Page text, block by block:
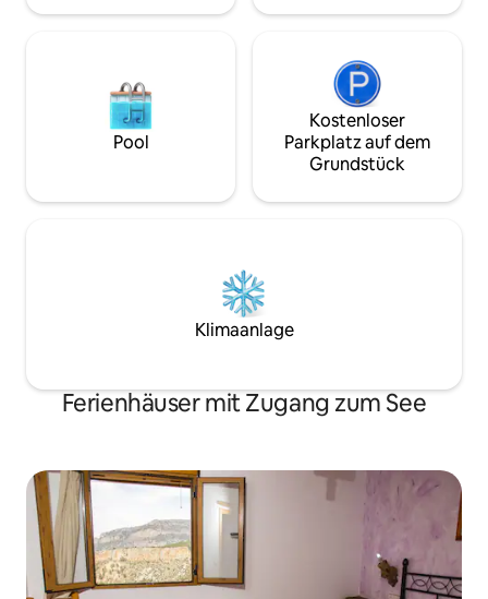
Pool
Kostenloser
Parkplatz auf dem
Grundstück
Klimaanlage
Ferienhäuser mit Zugang zum See